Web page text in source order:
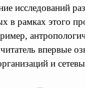
исследований
в рамках этого
впервые
и